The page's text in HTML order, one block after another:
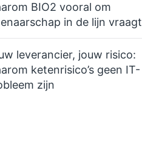
BIO2 vooral om
in de lijn vraagt
leverancier, jouw risico:
ketenrisico’s geen IT-
zijn